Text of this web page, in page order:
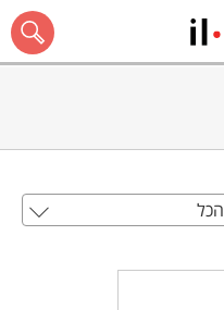
הכל